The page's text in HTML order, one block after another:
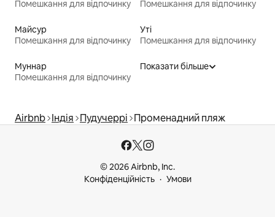
Помешкання для відпочинку
Помешкання для відпочинку
Майсур
Помешкання для відпочинку
Уті
Помешкання для відпочинку
Муннар
Помешкання для відпочинку
Показати більше
Airbnb Індія Пудучеррі Променадний пляж
© 2026 Airbnb, Inc.
Конфіденційність
Умови